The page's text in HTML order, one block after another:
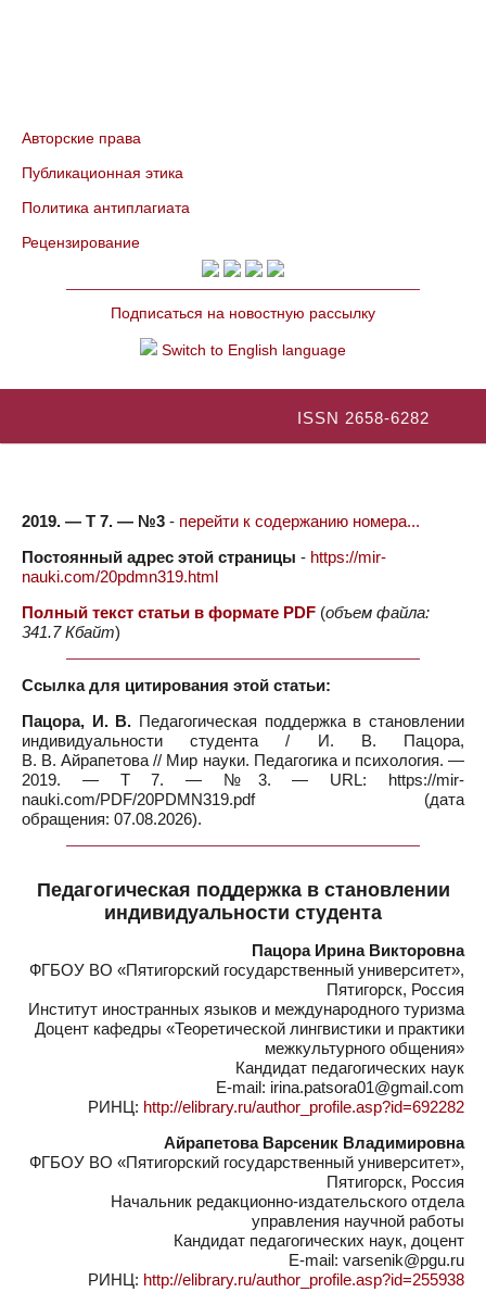
Авторские права
Публикационная этика
Политика антиплагиата
Рецензирование
Подписаться на новостную рассылку
Switch to English language
ISSN 2658-6282
2019. — Т 7. — №3 - перейти к содержанию номера...
Постоянный адрес этой страницы - https://mir-
nauki.com/20pdmn319.html
Полный текст статьи в формате PDF (объем файла:
341.7 Кбайт)
Ссылка для цитирования этой статьи:
Пацора, И. В. Педагогическая поддержка в становлении
индивидуальности студента / И. В. Пацора,
В. В. Айрапетова // Мир науки. Педагогика и психология. —
2019. — Т 7. — №3. — URL: https://mir-
nauki.com/PDF/20PDMN319.pdf (дата
обращения: 07.08.2026).
Педагогическая поддержка в становлении
индивидуальности студента
Пацора Ирина Викторовна
ФГБОУ ВО «Пятигорский государственный университет»,
Пятигорск, Россия
Институт иностранных языков и международного туризма
Доцент кафедры «Теоретической лингвистики и практики
межкультурного общения»
Кандидат педагогических наук
E-mail: irina.patsora01@gmail.com
РИНЦ: http://elibrary.ru/author_profile.asp?id=692282
Айрапетова Варсеник Владимировна
ФГБОУ ВО «Пятигорский государственный университет»,
Пятигорск, Россия
Начальник редакционно-издательского отдела
управления научной работы
Кандидат педагогических наук, доцент
E-mail: varsenik@pgu.ru
РИНЦ: http://elibrary.ru/author_profile.asp?id=255938